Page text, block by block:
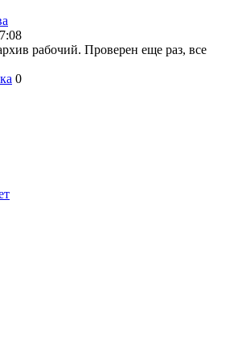
рабочий. Проверен еще раз, все
0